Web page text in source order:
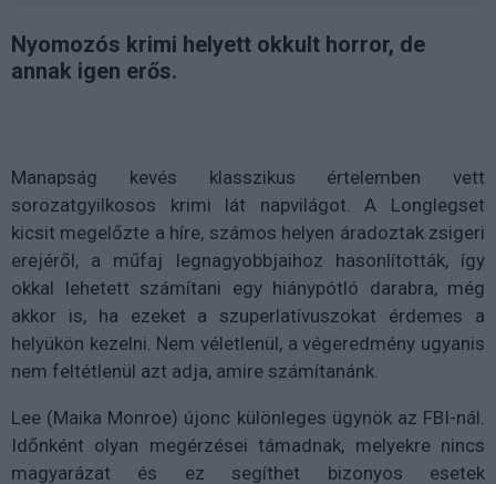
Nyomozós krimi helyett okkult horror, de
annak igen erős.
Manapság kevés klasszikus értelemben vett
sorozatgyilkosos krimi lát napvilágot. A Longlegset
kicsit megelőzte a híre, számos helyen áradoztak zsigeri
erejéről, a műfaj legnagyobbjaihoz hasonlították, így
okkal lehetett számítani egy hiánypótló darabra, még
akkor is, ha ezeket a szuperlatívuszokat érdemes a
helyükön kezelni. Nem véletlenül, a végeredmény ugyanis
nem feltétlenül azt adja, amire számítanánk.
Lee (Maika Monroe) újonc különleges ügynök az FBI-nál.
Időnként olyan megérzései támadnak, melyekre nincs
magyarázat és ez segíthet bizonyos esetek